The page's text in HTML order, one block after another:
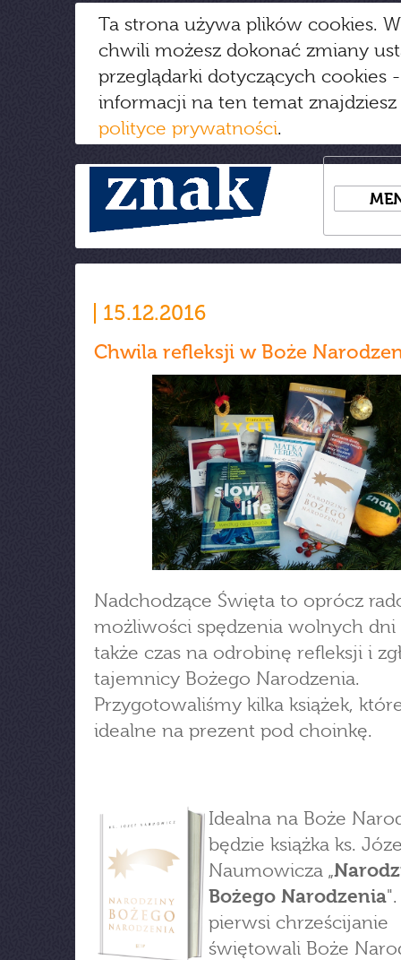
Ta strona używa plików cookies.
chwili możesz dokonać zmiany
przeglądarki dotyczących cookies
informacji na ten temat
polityce prywatności.
15.12.2016
Chwila refleksji w Boże
Nadchodzące Święta to oprócz
możliwości spędzenia wolnych dni
także czas na odrobinę refleksji i
tajemnicy Bożego Narodzenia.
Przygotowaliśmy kilka książek,
idealne na prezent pod choinkę.
Idealna na Boże
będzie książka ks.
Naumowicza „
Bożego Narodzenia
pierwsi chrześcijanie
świętowali Boże